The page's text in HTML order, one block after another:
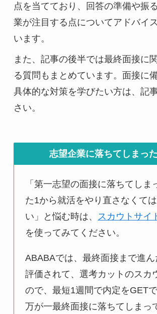
点を当てており、回答の準備や振
業が注目する点についてアドバイ
います。
また、記事の後半では最終面接に
る質問もまとめています。面接に
具体的な対策を学びたい方は、記
さい。
志望企業に落ちてしまっ
「第一志望の面接に落ちてしま
た1から就活をやり直さなくて
い」と悩む時は、
スカウトサイ
を使ってみてください。
ABABAでは、最終面接まで進
評価されて、選考カットのスカ
ので、最短1週間で内定をGETで
万が一最終面接に落ちてしまっ